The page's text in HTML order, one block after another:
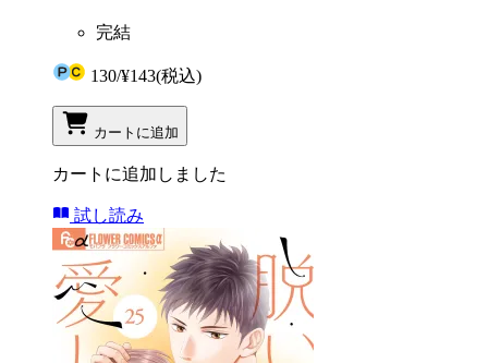
完結
130/¥143(税込)
カートに追加
カートに追加しました
試し読み